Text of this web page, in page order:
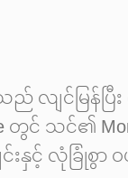
ည် လျင်မြန်ပ
တွင် သင်၏
င်းနှင့် လုံခြုံစွ